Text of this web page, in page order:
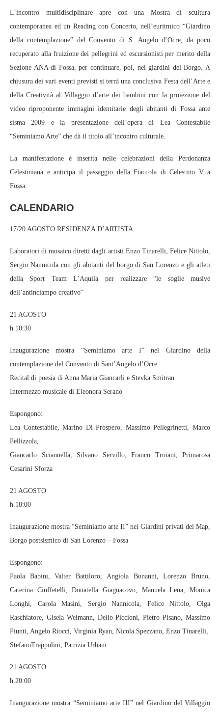
L’incontro multidisciplinare apre con una Mostra di scultura
contemporanea ed un Reading con Concerto, nell’euritmico “Giardino
della contemplazione” del Convento di S. Angelo d’Ocre, da poco
recuperato alla fruizione dei pellegrini ed escursionisti per merito della
Sezione ANA di Fossa, per continuare, poi, nei giardini del Borgo. A
chiusura dei vari eventi previsti si terrà una conclusiva Festa dell’Arte e
della Creatività al Villaggio d’arte dei bambini con la proiezione del
video riproponente immagini identitarie degli abitanti di Fossa ante
sisma 2009 e la presentazione dell’opera di Lea Contestabile
“Seminiamo Arte” che dà il titolo all’incontro culturale.
La manifestazione è inserita nelle celebrazioni della Perdonanza
Celestiniana e anticipa il passaggio della Fiaccola di Celestino V a
Fossa.
CALENDARIO
17/20 AGOSTO RESIDENZA D’ARTISTA
Laboratori di mosaico diretti dagli artisti Enzo Tinarelli, Felice Nittolo,
Sergio Nannicola con gli abitanti del borgo di San Lorenzo e gli atleti
della Sport Team L’Aquila per realizzare “le soglie musive
dell’antinciampo creativo”
21 AGOSTO
h.10:30
Inaugurazione mostra “Seminiamo arte I” nel Giardino della
contemplazione del Convento di Sant’Angelo d’Ocre
Recital di poesia di Anna Maria Giancarli e Stevka Smitran
Intermezzo musicale di Eleonora Serano
Espongono:
Lea Contestabile, Marino Di Prospero, Massimo Pellegrinetti, Marco
Pellizzola,
Giancarlo Sciannella, Silvano Servillo, Franco Troiani, Primarosa
Cesarini Sforza
21 AGOSTO
h.18:00
Inaugurazione mostra “Seminiamo arte II” nei Giardini privati dei Map,
Borgo postsismico di San Lorenzo – Fossa
Espongono:
Paola Babini, Valter Battiloro, Angiola Bonanni, Lorenzo Bruno,
Caterina Ciuffetelli, Donatella Giagnacovo, Manuela Lena, Monica
Longhi, Carola Masini, Sergio Nannicola, Felice Nittolo, Olga
Raschiatore, Gisela Weimann, Delio Piccioni, Pietro Pisano, Massimo
Piunti, Angelo Riocci, Virginia Ryan, Nicola Spezzano, Enzo Tinarelli,
StefanoTrappolini, Patrizia Urbani
21 AGOSTO
h.20:00
Inaugurazione mostra “Seminiamo arte III” nel Giardino del Villaggio